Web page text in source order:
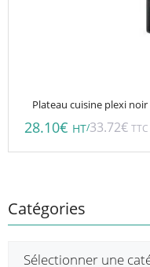
Plateau cuisine plexi
28.10€ HT/33.72€ TTC
Catégories